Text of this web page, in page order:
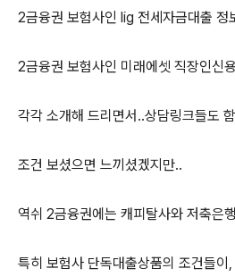
2금융권 보험사인 lig 전세자금대출 정
2금융권 보험사인 미래에셋 직장인신
각각 소개해 드리면서..상담링크들도
조건 보셨으면 느끼셨겠지만..
역쉬 2금융권에는 캐피탈사와 저축은
특히 보험사 단독대출상품의 조건들이